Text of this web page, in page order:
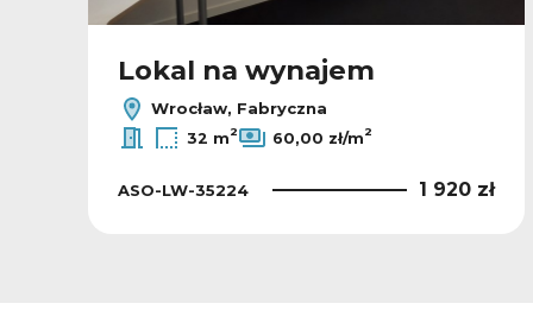
Lokal na wynajem
Wrocław, Fabryczna
32 m2 60,00 zł/m2
ASO-LW-35224 1 920 zł